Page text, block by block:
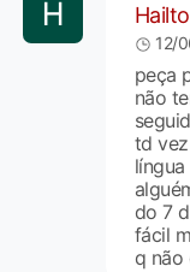
12/
peça
não
td
do 7
fácil
q não